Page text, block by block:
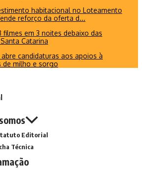
habitacional no Loteamento
reforço da oferta d...
filmes em 3 noites debaixo das
Catarina
candidaturas aos apoios à
de milho e sorgo
Editorial
Técnica